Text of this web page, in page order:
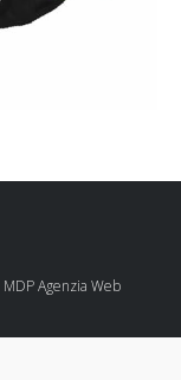
MDP Agenzia Web